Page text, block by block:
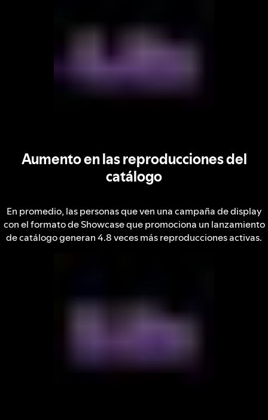
Aumento en las reproducciones del
catálogo
En promedio, las personas que ven una campaña de display
con el formato de Showcase que promociona un lanzamiento
de catálogo generan 4.8 veces más reproducciones activas.